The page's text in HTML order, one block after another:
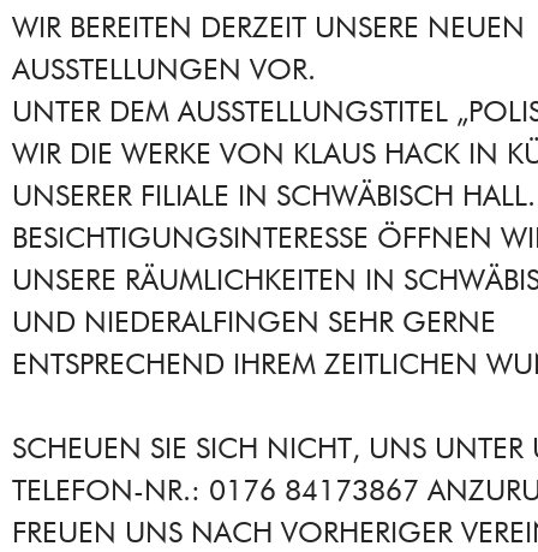
WIR BEREITEN DERZEIT UNSERE NEUEN
AUSSTELLUNGEN VOR.
UNTER DEM AUSSTELLUNGSTITEL
WIR DIE WERKE VON KLAUS HACK IN
UNSERER FILIALE IN SCHWÄBISCH
BESICHTIGUNGSINTERESSE ÖFFNEN
UNSERE RÄUMLICHKEITEN IN
UND NIEDERALFINGEN SEHR GERNE
ENTSPRECHEND IHREM ZEITLICHEN
SCHEUEN SIE SICH NICHT, UNS UNTER
TELEFON-NR.: 0176 84173867
FREUEN UNS NACH VORHERIGER